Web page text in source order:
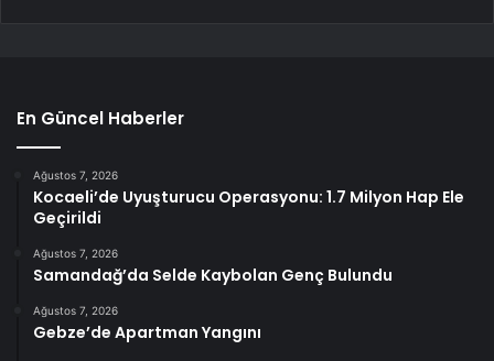
En Güncel Haberler
Ağustos 7, 2026
Kocaeli’de Uyuşturucu Operasyonu: 1.7 Milyon Hap Ele
Geçirildi
Ağustos 7, 2026
Samandağ’da Selde Kaybolan Genç Bulundu
Ağustos 7, 2026
Gebze’de Apartman Yangını